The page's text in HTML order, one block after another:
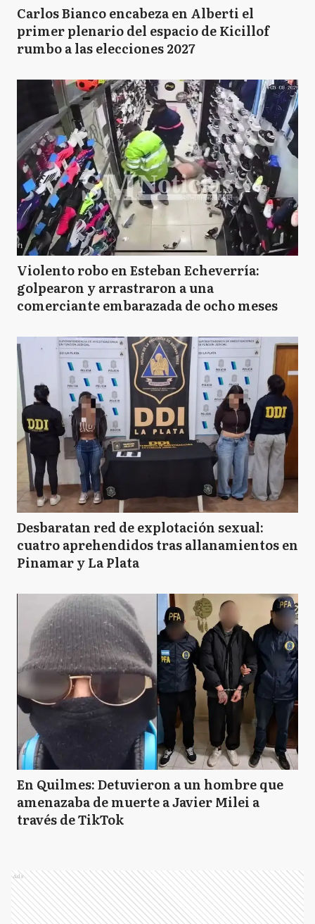
Carlos Bianco encabeza en Alberti el
primer plenario del espacio de Kicillof
rumbo a las elecciones 2027
Violento robo en Esteban Echeverría:
golpearon y arrastraron a una
comerciante embarazada de ocho meses
Desbaratan red de explotación sexual:
cuatro aprehendidos tras allanamientos en
Pinamar y La Plata
En Quilmes: Detuvieron a un hombre que
amenazaba de muerte a Javier Milei a
través de TikTok
Ads